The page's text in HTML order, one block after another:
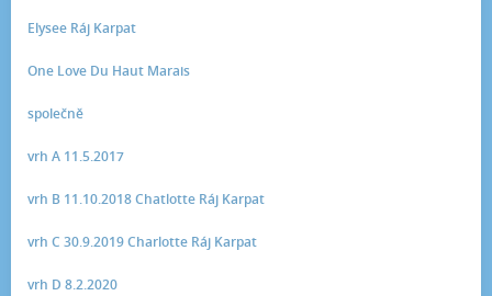
Elysee Ráj Karpat
One Love Du Haut Marais
společně
vrh A 11.5.2017
vrh B 11.10.2018 Chatlotte Ráj Karpat
vrh C 30.9.2019 Charlotte Ráj Karpat
vrh D 8.2.2020